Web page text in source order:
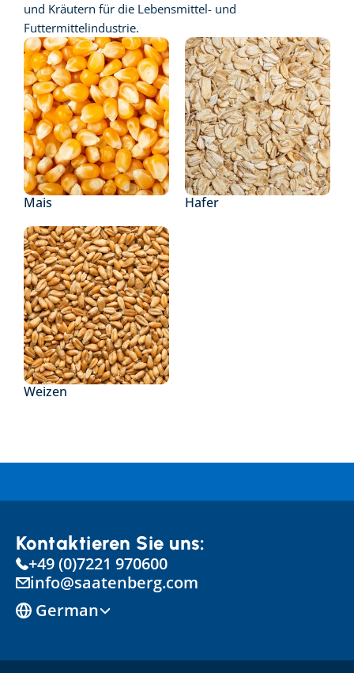
und Kräutern für die Lebensmittel- und
Futtermittelindustrie.
Mais Hafer
Weizen
Kontaktieren Sie uns:
+49 (0)7221 970600
info@saatenberg.com
German